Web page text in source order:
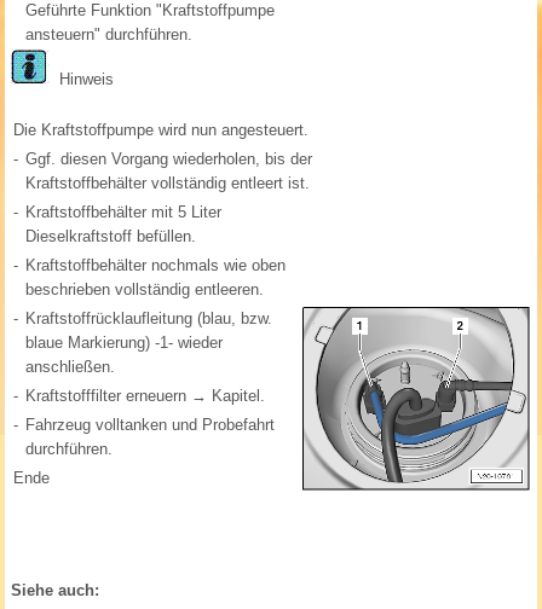
Geführte Funktion "Kraftstoffpumpe
ansteuern" durchführen.
Hinweis
Die Kraftstoffpumpe wird nun angesteuert.
- Ggf. diesen Vorgang wiederholen, bis der
Kraftstoffbehälter vollständig entleert ist.
- Kraftstoffbehälter mit 5 Liter
Dieselkraftstoff befüllen.
- Kraftstoffbehälter nochmals wie oben
beschrieben vollständig entleeren.
- Kraftstoffrücklaufleitung (blau, bzw.
blaue Markierung) -1- wieder
anschließen.
- Kraftstofffilter erneuern → Kapitel.
- Fahrzeug volltanken und Probefahrt
durchführen.
Ende
Siehe auch: